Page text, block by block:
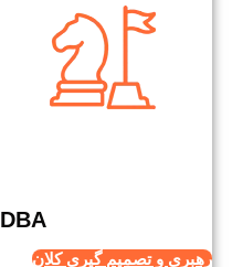
DBA ورزشی
رهبری و تصمیم گیری کلان